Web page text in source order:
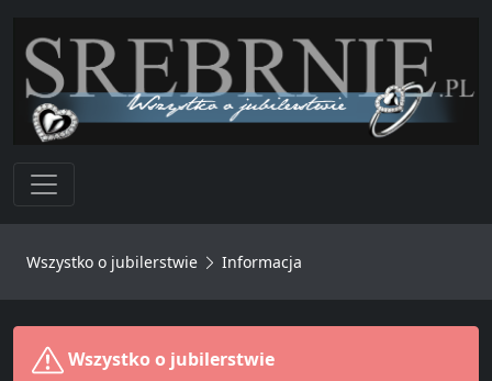
Toggle navigation
Wszystko o jubilerstwie Informacja
Wszystko o jubilerstwie